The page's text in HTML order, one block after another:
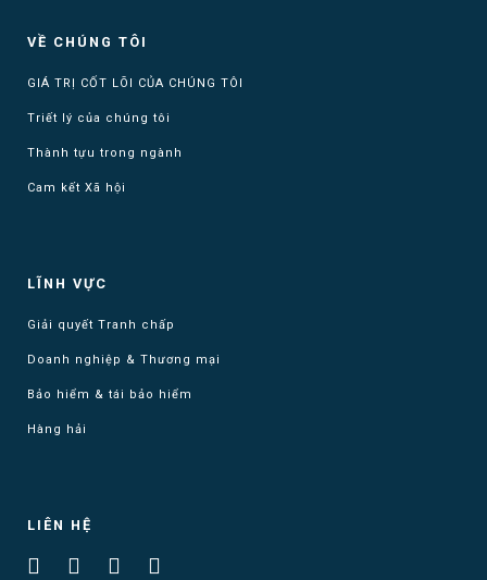
VỀ CHÚNG TÔI
GIÁ TRỊ CỐT LÕI CỦA CHÚNG TÔI
Triết lý của chúng tôi
Thành tựu trong ngành
Cam kết Xã hội
LĨNH VỰC
Giải quyết Tranh chấp
Doanh nghiệp & Thương mại
Bảo hiểm & tái bảo hiểm
Hàng hải
LIÊN HỆ